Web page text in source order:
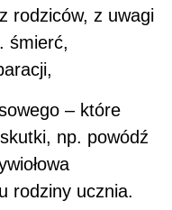
rodziców, z uwagi
śmierć,
– które
np. powódź
rodziny ucznia.